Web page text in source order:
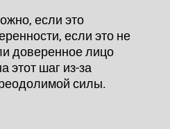
если это
если это не
доверенное лицо
этот шаг из-за
силы.